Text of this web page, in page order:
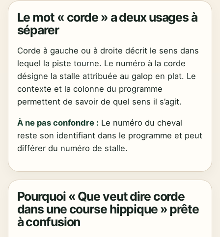
Le mot « corde » a deux usages à
séparer
Corde à gauche ou à droite décrit le sens dans
lequel la piste tourne. Le numéro à la corde
désigne la stalle attribuée au galop en plat. Le
contexte et la colonne du programme
permettent de savoir de quel sens il s’agit.
À ne pas confondre : Le numéro du cheval
reste son identifiant dans le programme et peut
différer du numéro de stalle.
Pourquoi « Que veut dire corde
dans une course hippique » prête
à confusion